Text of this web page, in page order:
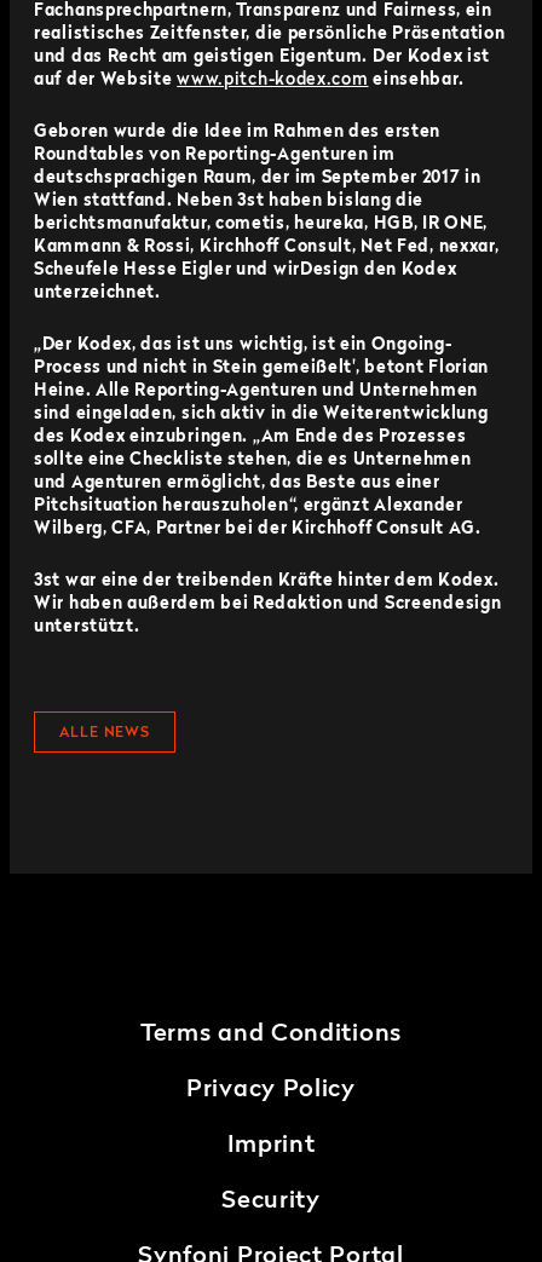
Fachansprechpartnern, Transparenz und Fairness, ein
realistisches Zeitfenster, die persönliche Präsentation
und das Recht am geistigen Eigentum. Der Kodex ist
auf der Websitewww.pitch-kodex.com einsehbar.
Geboren wurde die Idee im Rahmen des ersten
Roundtables von Reporting-Agenturen im
deutschsprachigen Raum, der im September 2017 in
Wien stattfand. Neben 3st haben bislang die
berichtsmanufaktur, cometis, heureka, HGB, IR ONE,
Kammann & Rossi, Kirchhoff Consult, Net Fed, nexxar,
Scheufele Hesse Eigler und wirDesign den Kodex
unterzeichnet.
„ Der Kodex, das ist uns wichtig, ist ein Ongoing-
Process und nicht in Stein gemeißelt', betont Florian
Heine. Alle Reporting-Agenturen und Unternehmen
sind eingeladen, sich aktiv in die Weiterentwicklung
des Kodex einzubringen. „Am Ende des Prozesses
sollte eine Checkliste stehen, die es Unternehmen
und Agenturen ermöglicht, das Beste aus einer
Pitchsituation herauszuholen“, ergänzt Alexander
Wilberg, CFA, Partner bei der Kirchhoff Consult AG.
3st war eine der treibenden Kräfte hinter dem Kodex.
Wir haben außerdem bei Redaktion und Screendesign
unterstützt.
ALLE NEWS
Terms and Conditions
Privacy Policy
Imprint
Security
Synfoni Project Portal